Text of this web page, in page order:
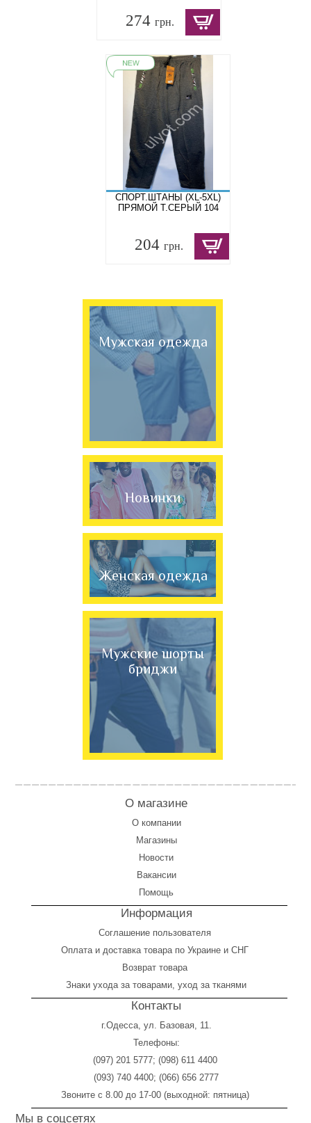
274 грн.
СПОРТ.ШТАНЫ (XL-5XL)
ПРЯМОЙ Т.СЕРЫЙ 104
204 грн.
Мужская одежда
Новинки
Женская одежда
Мужские шорты
бриджи
О магазине
О компании
Магазины
Новости
Вакансии
Помощь
Информация
Соглашение пользователя
Оплатаи доставка товара по Украине и СНГ
Возврат товара
Знаки ухода за товарами, уход за тканями
Контакты
г.Одесса, ул. Базовая, 11.
Телефоны:
(097) 201 5777; (098) 611 4400
(093) 740 4400; (066) 656 2777
Звоните с 8.00 до 17-00 (выходной: пятница)
Мы в соцсетях